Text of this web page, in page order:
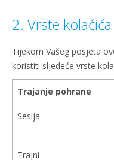
2. Vrste kolačića
Tijekom Vašeg posjeta
koristiti sljedeće vrste
Trajanje pohrane
Sesija
Trajni